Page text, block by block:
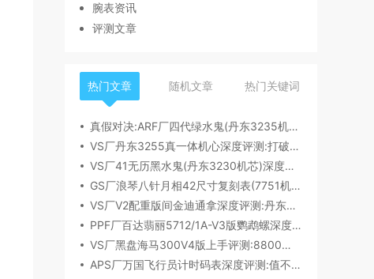
腕表资讯
评测文章
热门文章 随机文章 热门关键词
真假对决:ARF厂四代绿水鬼(丹东3235机芯)深度评测
VS厂丹东3255真一体机心深度评测:打破市场乱象,重塑复刻机芯新标杆​
VS厂41无历黑水鬼(丹东3230机芯)深度评测:性能与破绽全解析
GS厂浪琴八针月相42尺寸复刻表(7751机芯)细节全析
VS厂V2配重版间金迪通拿深度评测:丹东4131机芯加持下的165克精密之作​
PPF厂百达翡丽5712/1A-V3版鹦鹉螺深度评测:细节升级直击正品
VS厂黑盘海马300V4版上手评测:8800一体机芯加持,复刻天花板实至名归?
APS厂万国飞行员计时码表深度评测:值不值得入手？